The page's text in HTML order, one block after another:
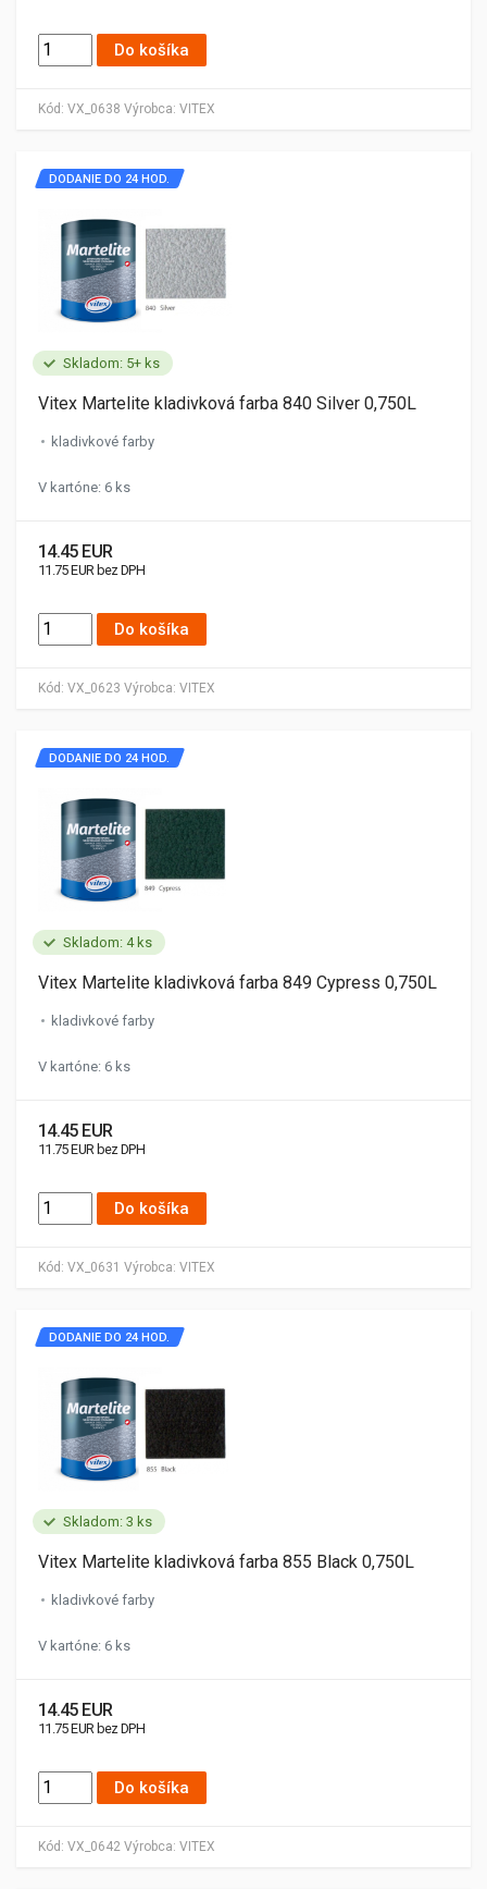
Kód: VX_0638 Výrobca: VITEX
Do košíka
Skladom: 5+ ks
Kód: VX_0623 Výrobca: VITEX
DODANIE DO 24 HOD.
Vitex Martelite kladivková farba 840 Silver 0,750L
kladivkové farby
V kartóne: 6 ks
14.45 EUR
11.75 EUR bez DPH
Do košíka
Skladom: 4 ks
Kód: VX_0631 Výrobca: VITEX
DODANIE DO 24 HOD.
Vitex Martelite kladivková farba 849 Cypress 0,750L
kladivkové farby
V kartóne: 6 ks
14.45 EUR
11.75 EUR bez DPH
Do košíka
Skladom: 3 ks
Kód: VX_0642 Výrobca: VITEX
DODANIE DO 24 HOD.
Vitex Martelite kladivková farba 855 Black 0,750L
kladivkové farby
V kartóne: 6 ks
14.45 EUR
11.75 EUR bez DPH
Do košíka